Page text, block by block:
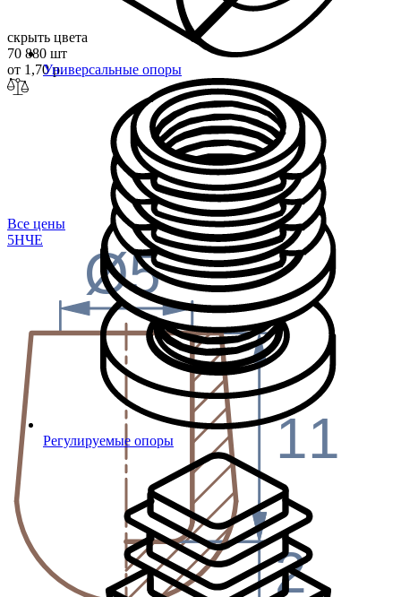
Универсальные опоры
Регулируемые опоры
скрыть цвета
70 880 шт
от 1,70 р.
Все цены
5НЧЕ
Ø5
11
2